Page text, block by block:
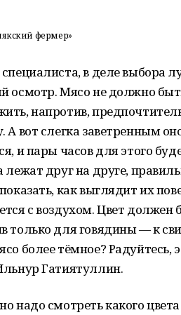
фермер»
в деле выбора
осмотр. Мясо не должно
напротив,
А вот слегка заветренным
и пары часов для этого
лежат друг на друге,
как выглядит их
с воздухом. Цвет
только для говядины — к
более тёмное? Радуйтесь,
Гатиятуллин.
надо смотреть какого